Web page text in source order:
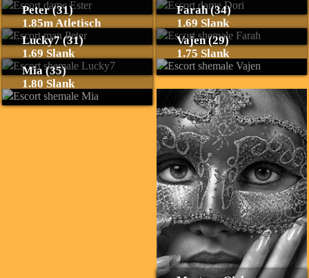
Peter (31)
1.85m Atletisch
Farah (34)
1.69 Slank
Lucky7 (31)
1.69 Slank
Vajen (29)
1.75 Slank
Mia (35)
1.80 Slank